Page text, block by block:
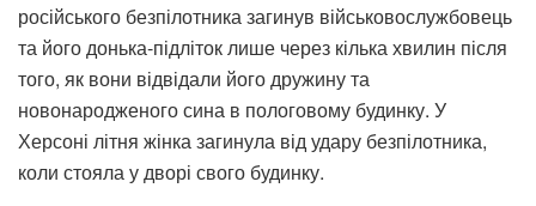
російського безпілотника загинув військовослужбовець
та його донька-підліток лише через кілька хвилин після
того, як вони відвідали його дружину та
новонародженого сина в пологовому будинку. У
Херсоні літня жінка загинула від удару безпілотника,
коли стояла у дворі свого будинку.